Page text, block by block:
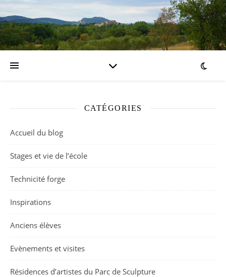
CATÉGORIES
Accueil du blog
Stages et vie de l’école
Technicité forge
Inspirations
Anciens élèves
Evènements et visites
Résidences d’artistes du Parc de Sculpture